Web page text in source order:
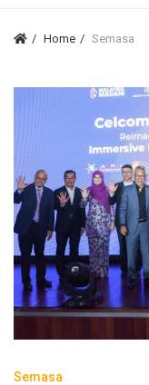
Home Semasa
Semasa